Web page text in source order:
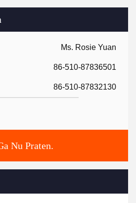
Ms. Rosie Yuan
86-510-87836501
86-510-87832130
Nu Praten.